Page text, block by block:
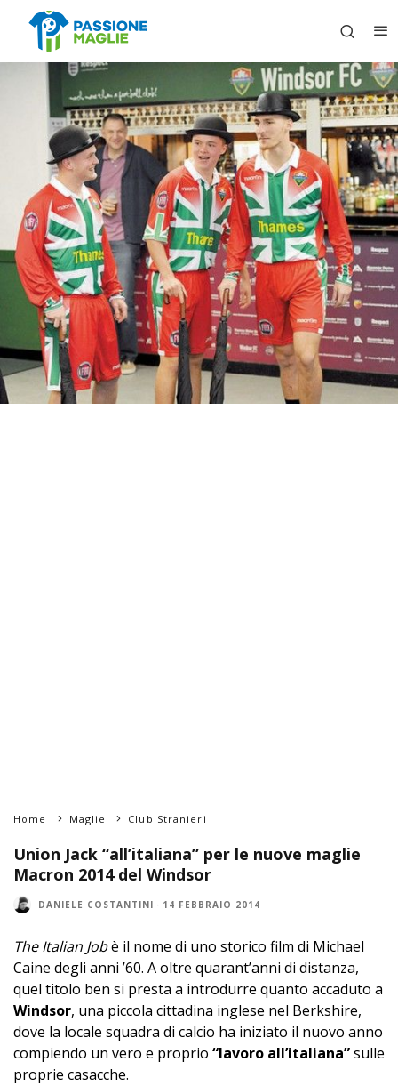
Home Maglie Club Stranieri
Union Jack “all’italiana” per le nuove maglie
Macron 2014 del Windsor
DANIELE COSTANTINI · 14 FEBBRAIO 2014
The Italian Jobè il nome di uno storico film di Michael
Caine degli anni ’60. A oltre quarant’anni di distanza,
quel titolo ben si presta a introdurre quanto accaduto a
Windsor, una piccola cittadina inglese nel Berkshire,
dove la locale squadra di calcio ha iniziato il nuovo anno
compiendo un vero e proprio “lavoro all’italiana”sulle
proprie casacche.